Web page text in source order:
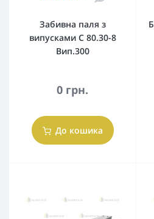
Забивна паля з
випусками С 80.30-8
Вип.300
0 грн.
До кошика